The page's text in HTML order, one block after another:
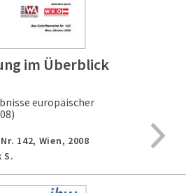
im Überblick
europäischer
142, Wien, 2008
S.